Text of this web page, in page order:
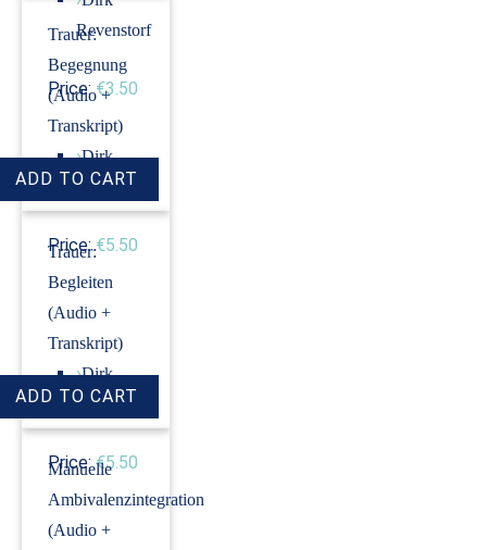
Revenstorf
Price: €3.50
Trauer:
Begegnung
(Audio +
Transkript)
›Dirk
Revenstorf
Price: €5.50
Trauer:
Begleiten
(Audio +
Transkript)
›Dirk
Revenstorf
Price: €5.50
Manuelle
Ambivalenzintegration
(Audio +